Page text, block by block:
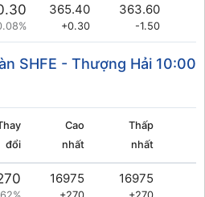
365.40
+0.30
363.60
-1.50
SHFE - Thượng Hải 10:00
đổi
Cao
nhất
Thấp
nhất
16975 16975